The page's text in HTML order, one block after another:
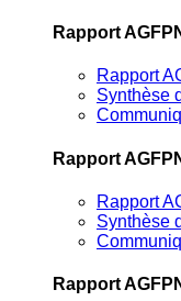
Rapport
Rapport
Synthèse
Rapport
Rapport
Synthèse
Rapport